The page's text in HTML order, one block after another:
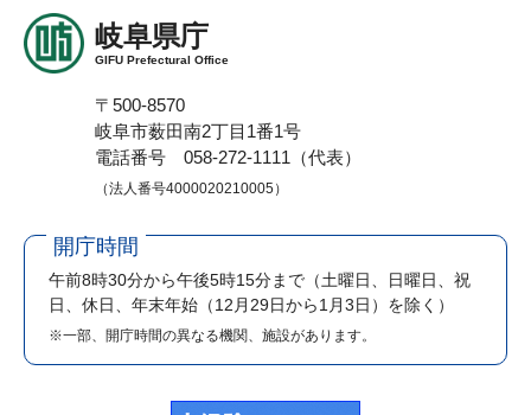
岐阜県庁
GIFU Prefectural Office
〒500-8570
岐阜市薮田南2丁目1番1号
電話番号 058-272-1111（代表）
（法人番号4000020210005）
開庁時間
午前8時30分から午後5時15分まで （土曜日、日曜日、祝
日、休日、年末年始（12月29日から1月3日）を除く）
※一部、開庁時間の異なる機関、施設があります。